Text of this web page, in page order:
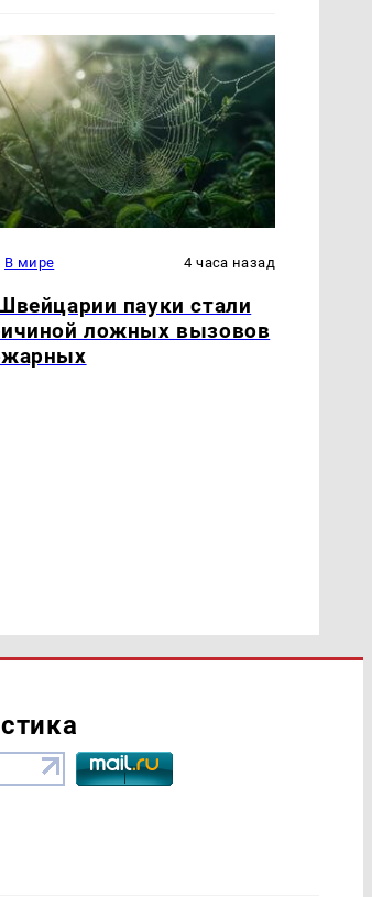
В мире 4 часа назад
пауки стали
ложных вызовов